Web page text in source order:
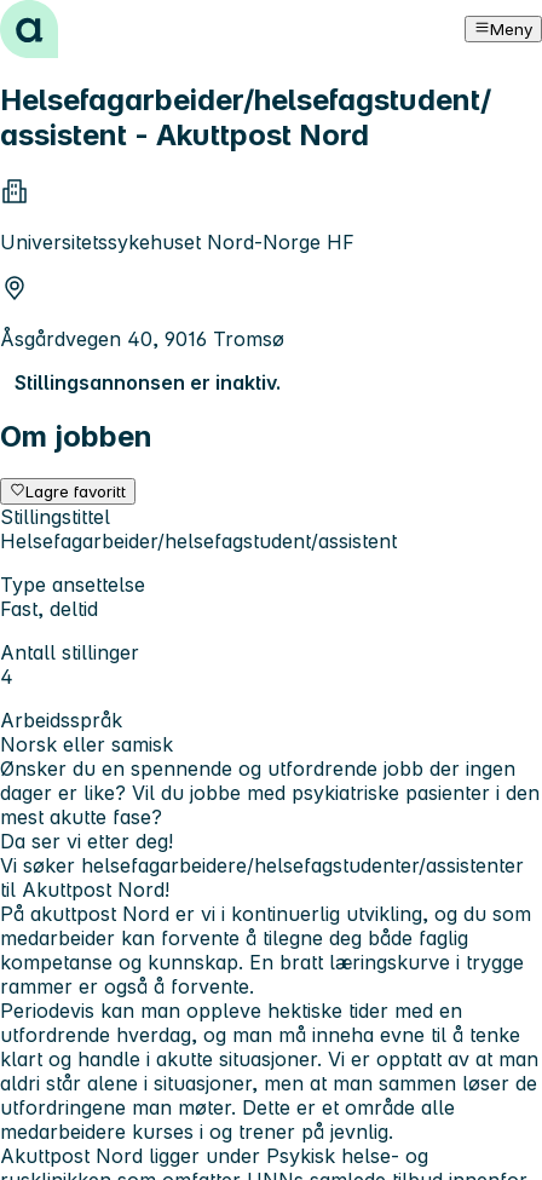
Hopp til innhold Meny
Helsefagarbeider/helsefagstudent/
assistent - Akuttpost Nord
Universitetssykehuset Nord-Norge HF
Åsgårdvegen 40, 9016 Tromsø
Stillingsannonsen er inaktiv.
Om jobben
Lagre favoritt
Stillingstittel
Helsefagarbeider/helsefagstudent/assistent
Type ansettelse
Fast, deltid
Antall stillinger
4
Arbeidsspråk
Norsk eller samisk
Ønsker du en spennende og utfordrende jobb der ingen
dager er like? Vil du jobbe med psykiatriske pasienter i den
mest akutte fase?
Da ser vi etter deg!
Vi søker helsefagarbeidere/helsefagstudenter/assistenter
til Akuttpost Nord!
På akuttpost Nord er vi i kontinuerlig utvikling, og du som
medarbeider kan forvente å tilegne deg både faglig
kompetanse og kunnskap. En bratt læringskurve i trygge
rammer er også å forvente.
Periodevis kan man oppleve hektiske tider med en
utfordrende hverdag, og man må inneha evne til å tenke
klart og handle i akutte situasjoner. Vi er opptatt av at man
aldri står alene i situasjoner, men at man sammen løser de
utfordringene man møter. Dette er et område alle
medarbeidere kurses i og trener på jevnlig.
Akuttpost Nord ligger under Psykisk helse- og